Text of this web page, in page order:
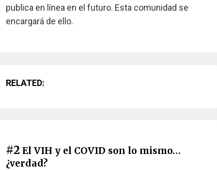
publica en línea en el futuro. Esta comunidad se
encargará de ello.
RELATED:
#2 El VIH y el COVID son lo mismo…
¿verdad?